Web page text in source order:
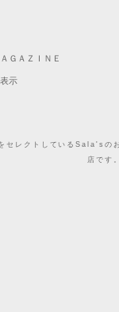
ＧＡＺＩＮＥ
示
セレクトしているSala'sの
店です。